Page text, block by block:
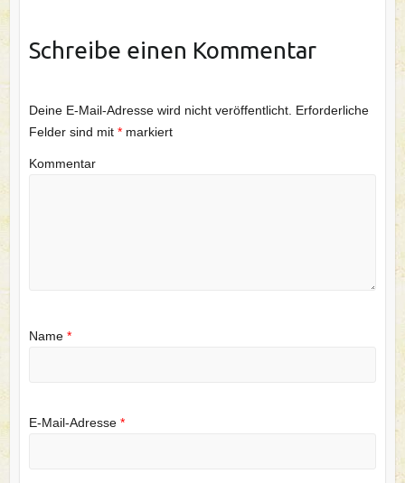
Schreibe einen Kommentar
Deine E-Mail-Adresse wird nicht veröffentlicht. Erforderliche
Felder sind mit *markiert
Kommentar
Name *
E-Mail-Adresse *